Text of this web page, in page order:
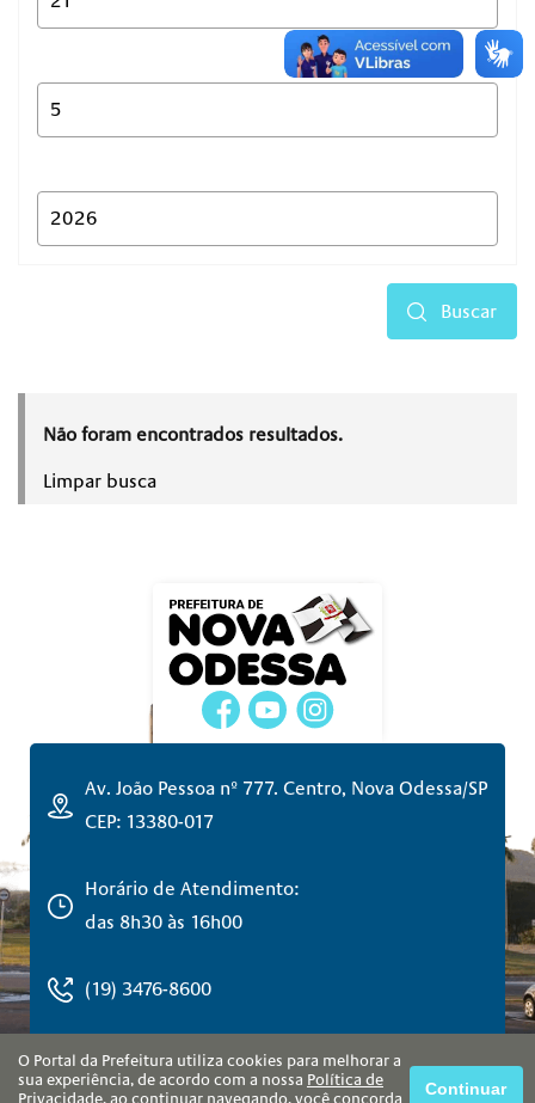
Buscar
Não foram encontrados resultados.
Limpar busca
Av. João Pessoa nº 777. Centro, Nova Odessa/SP
CEP: 13380-017
Horário de Atendimento:
das 8h30 às 16h00
(19) 3476-8600
O Portal da Prefeitura utiliza cookies para melhorar a
sua experiência, de acordo com a nossa Política de
Privacidade, ao continuar navegando, você concorda
Continuar